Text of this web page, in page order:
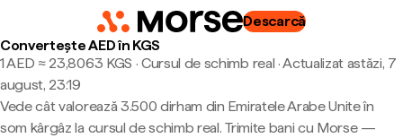
Descarcă
Convertește AED în KGS
1 AED ≈ 23,8063 KGS · Cursul de schimb real ·Actualizat astăzi, 7
august, 23:19
Vede cât valorează 3.500 dirham din Emiratele Arabe Unite în
som kârgâz la cursul de schimb real. Trimite bani cu Morse —